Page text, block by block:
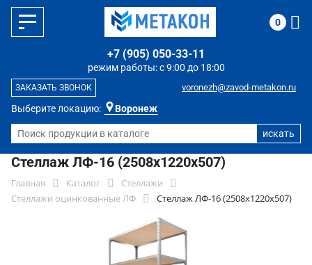
Выберите локацию: Воронеж
режим работы: с 9:00 до 18:00
+7 (905) 050-33-11
voronezh@zavod-metakon.ru
ЗАКАЗАТЬ ЗВОНОК
0
Стеллаж ЛФ-16 (2508х1220х507)
Главная Каталог
Стеллажи
Стеллажи оцинкованные ЛФ
Стеллаж ЛФ-16 (2508х1220х507)